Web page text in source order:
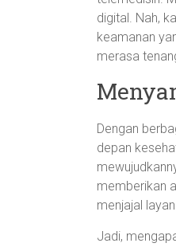
digital. Nah,
keamanan
merasa
Dengan
depan
memberikan
menjajal
Jadi,